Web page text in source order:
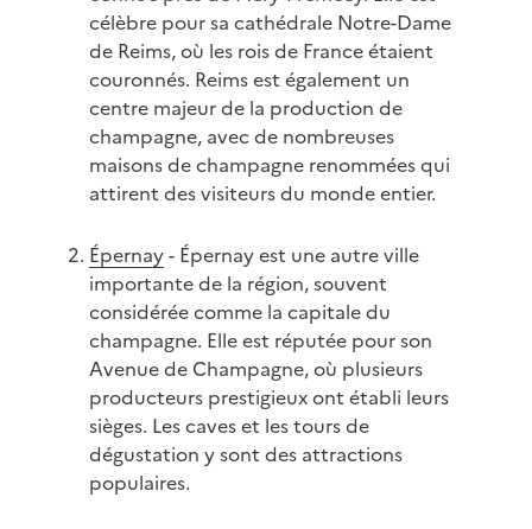
célèbre pour sa cathédrale Notre-Dame
de Reims, où les rois de France étaient
couronnés. Reims est également un
centre majeur de la production de
champagne, avec de nombreuses
maisons de champagne renommées qui
attirent des visiteurs du monde entier.
Épernay- Épernay est une autre ville
importante de la région, souvent
considérée comme la capitale du
champagne. Elle est réputée pour son
Avenue de Champagne, où plusieurs
producteurs prestigieux ont établi leurs
sièges. Les caves et les tours de
dégustation y sont des attractions
populaires.